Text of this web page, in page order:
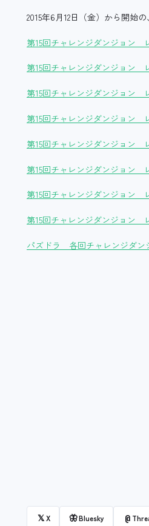
2015年6月12日（金）から開始
第15回チャレンジダンジョン
第15回チャレンジダンジョン
第15回チャレンジダンジョン
第15回チャレンジダンジョン
第15回チャレンジダンジョン
第15回チャレンジダンジョン
第15回チャレンジダンジョン
第15回チャレンジダンジョン
パズドラ 各回チャレンジダン
𝕏X 🦋Bluesky @